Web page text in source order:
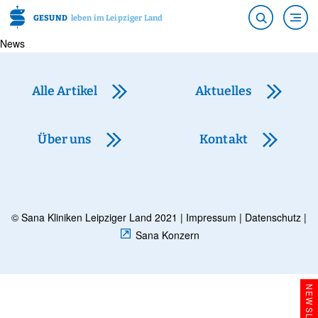
GESUND leben im Leipziger Land
News
Alle Artikel Aktuelles
Über uns Kontakt
© Sana Kliniken Leipziger Land 2021 | Impressum | Datenschutz |
Sana Konzern